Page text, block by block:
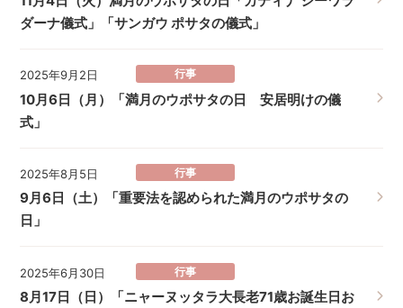
ダーナ儀式」「サンガウ ポサタの儀式」
2025年9月2日 行事
10月6日（月）「満月のウポサタの日 安居明けの儀
式」
2025年8月5日 行事
9月6日（土）「重要法を認められた満月のウポサタの
日」
2025年6月30日 行事
8月17日（日）「ニャーヌッタラ大長老71歳お誕生日お